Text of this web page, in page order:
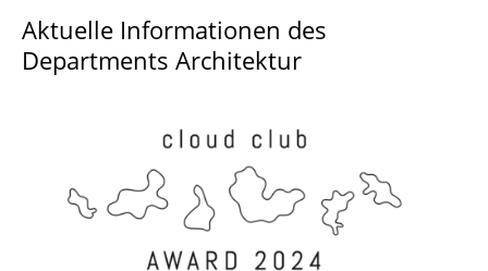
Aktuelle Informationen des
Departments Architektur